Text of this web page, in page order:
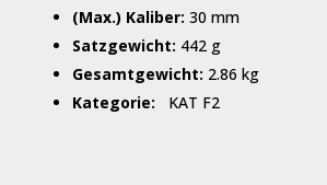
(Max.) Kaliber:30 mm
Satzgewicht: 442 g
Gesamtgewicht: 2.86 kg
Kategorie: KAT F2